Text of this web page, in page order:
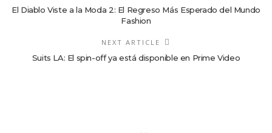
El Diablo Viste a la Moda 2: El Regreso Más Esperado del Mundo
Fashion
NEXT ARTICLE
Suits LA: El spin-off ya está disponible en Prime Video